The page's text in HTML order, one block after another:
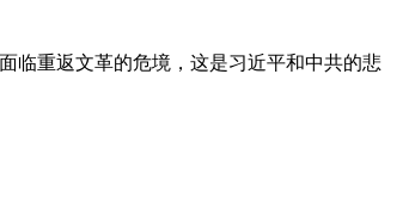
临重返文革的危境，这是习近平和中共的悲